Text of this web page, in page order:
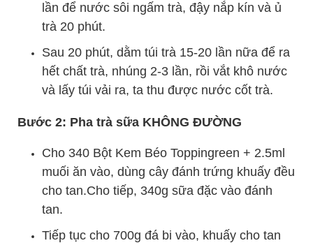
lần để nước sôi ngấm trà, đậy nắp kín và ủ
trà 20 phút.
Sau 20 phút, dằm túi trà 15-20 lần nữa để ra
hết chất trà, nhúng 2-3 lần, rồi vắt khô nước
và lấy túi vải ra, ta thu được nước cốt trà.
Bước 2: Pha trà sữa KHÔNG ĐƯỜNG
Cho 340 Bột Kem Béo Toppingreen + 2.5ml
muối ăn vào, dùng cây đánh trứng khuấy đều
cho tan.Cho tiếp, 340g sữa đặc vào đánh
tan.
Tiếp tục cho 700g đá bi vào, khuấy cho tan